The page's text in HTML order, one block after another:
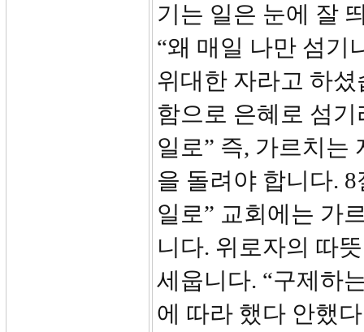
기는 일은 눈에 잘
“왜 매일 나만 섬기
위대한 자라고 하
함으로 은혜로 섬
일로” 즉, 가르치는
을 돌려야 합니다.
일로” 교회에는 가
니다. 위로자의 따
세웁니다. “구제하
에 따라 했다 안했